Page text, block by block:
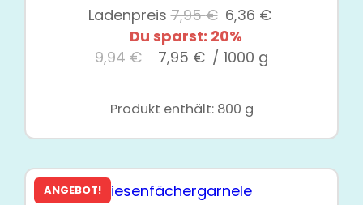
Ladenpreis 7,95€ Ursprünglicher
Preis
war:
6,36 €
Du sparst: 20%
9,94€ 7,95 € /1000 g
Produkt enthält: 800 g
ANGEBOT!